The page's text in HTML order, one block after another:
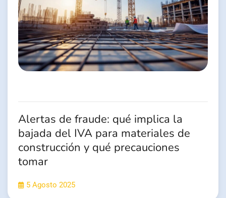
Alertas de fraude: qué implica la
bajada del IVA para materiales de
construcción y qué precauciones
tomar
5 Agosto 2025